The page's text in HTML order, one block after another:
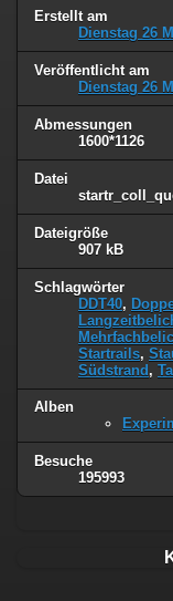
Erstellt am
Dienstag 26
Veröffentlicht am
Dienstag 26
Abmessungen
1600*1126
Datei
Dateigröße
907 kB
Schlagwörter
DDT40,
Startrails,
Südstrand,
Alben
Besuche
195993